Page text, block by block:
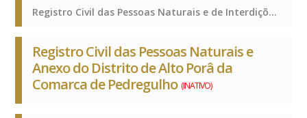
Registro Civil das Pessoas Naturais e de Interdições e Tutelas, Registro Civil das Pessoas Naturais e de Interdições e Tutelas, Registro Civil das Pessoas Naturais e de Interdições e Tutelas
Registro Civil das Pessoas Naturais e
Anexo do Distrito de Alto Porâ da
Comarca de Pedregulho (INATIVO)